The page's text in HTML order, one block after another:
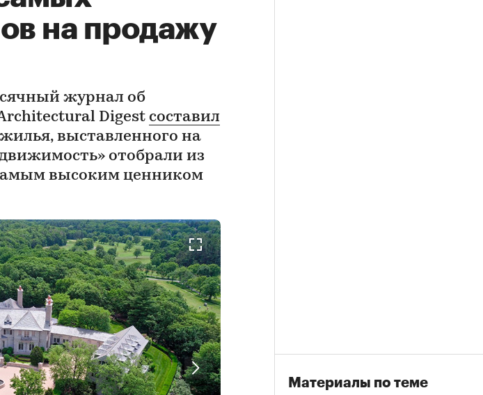
на продажу
журнал об
Digest составил
выставленного на
отобрали из
высоким ценником
Материалы по теме